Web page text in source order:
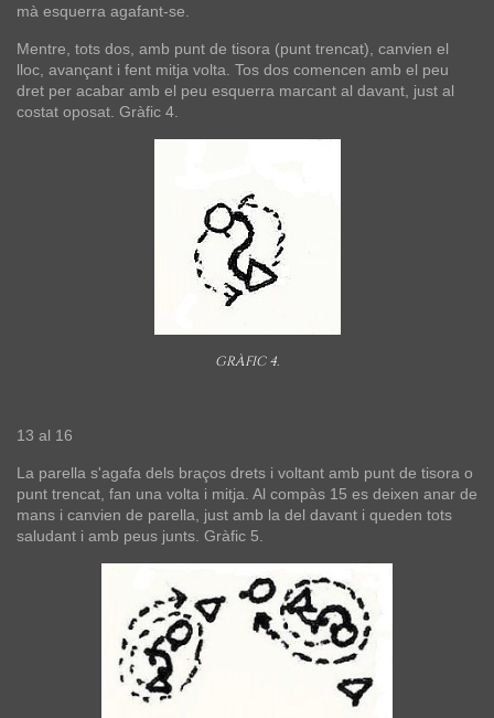
mà esquerra agafant-se.
Mentre, tots dos, amb punt de tisora (punt trencat), canvien el
lloc, avançant i fent mitja volta. Tos dos comencen amb el peu
dret per acabar amb el peu esquerra marcant al davant, just al
costat oposat. Gràfic 4.
GRÀFIC 4.
13 al 16
La parella s'agafa dels braços drets i voltant amb punt de tisora o
punt trencat, fan una volta i mitja. Al compàs 15 es deixen anar de
mans i canvien de parella, just amb la del davant i queden tots
saludant i amb peus junts. Gràfic 5.